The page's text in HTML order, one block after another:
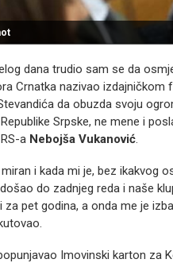
dana trudio sam se da
Crnatka nazivao
da obuzda svoju
Srpske, ne mene i
a Nebojša Vukanović.
i kada mi je, bez ikakvog
do zadnjeg reda i naše
za pet godina, a onda me je
Imovinski karton za